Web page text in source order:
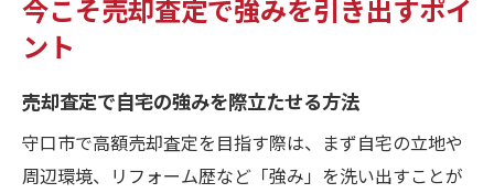
今こそ売却査定で強みを引き出すポイ
ント
売却査定で自宅の強みを際立たせる方法
守口市で高額売却査定を目指す際は、まず自宅の立地や
周辺環境、リフォーム歴など「強み」を洗い出すことが